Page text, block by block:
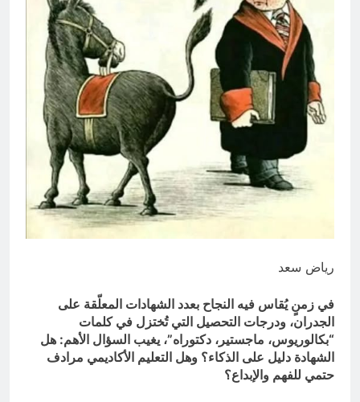
الظلم والظلام والمادة المظلمة
رياض سعد
في زمنٍ يُقاس فيه النجاح بعدد الشهادات المعلّقة على
الجدران، ودرجات التحصيل التي تُختزل في كلمات
“بكالوريوس، ماجستير، دكتوراه”، يغيب السؤال الأهم: هل
الشهادة دليل على الذكاء؟ وهل التعليم الأكاديمي مرادف
حتمي للفهم والإبداع؟